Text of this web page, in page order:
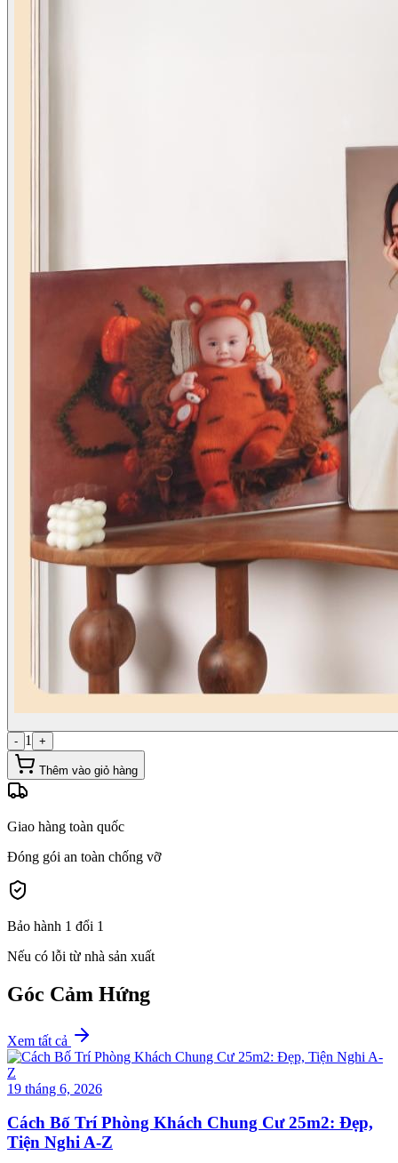
- 1 +
Thêm vào giỏ hàng
Giao hàng toàn quốc
Đóng gói an toàn chống vỡ
Bảo hành 1 đổi 1
Nếu có lỗi từ nhà sản xuất
Góc Cảm Hứng
Xem tất cả
19 tháng 6, 2026
Cách Bố Trí Phòng Khách Chung Cư 25m2: Đẹp,
Tiện Nghi A-Z